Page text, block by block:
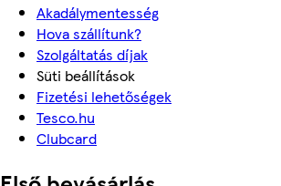
Akadálymentesség
Hova szállítunk?
Szolgáltatás díjak
Süti beállítások
Fizetési lehetőségek
Tesco.hu
Clubcard